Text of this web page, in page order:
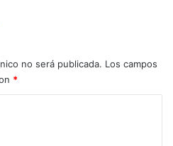
no será publicada. Los campos
*